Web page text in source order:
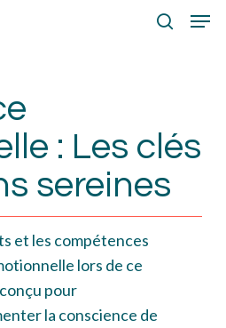
: Les clés
sereines
et les compétences
lors de ce
pour
la conscience de
Menu